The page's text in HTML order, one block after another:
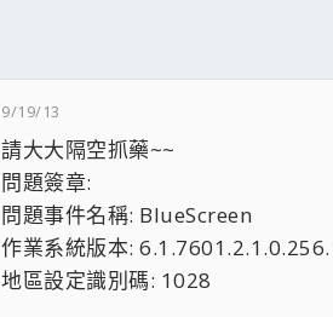
9/19/13
請大大隔空抓藥~~
問題簽章:
問題事件名稱: BlueScreen
作業系統版本:
地區設定識別碼: 1028